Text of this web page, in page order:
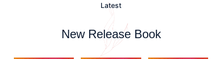
Latest
New Release Book